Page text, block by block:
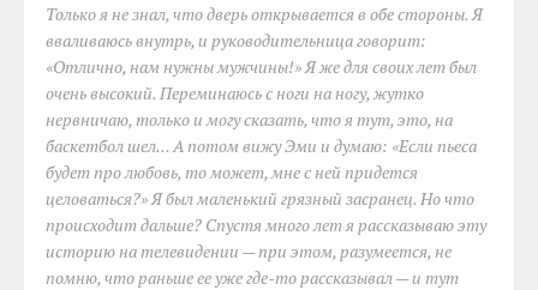
Только я не знал, что дверь открывается в обе стороны. Я
вваливаюсь внутрь, и руководительница говорит:
«Отлично, нам нужны мужчины!» Я же для своих лет был
очень высокий. Переминаюсь с ноги на ногу, жутко
нервничаю, только и могу сказать, что я тут, это, на
баскетбол шел... А потом вижу Эми и думаю: «Если пьеса
будет про любовь, то может, мне с ней придется
целоваться?» Я был маленький грязный засранец. Но что
происходит дальше? Спустя много лет я рассказываю эту
историю на телевидении — при этом, разумеется, не
помню, что раньше ее уже где-то рассказывал — и тут